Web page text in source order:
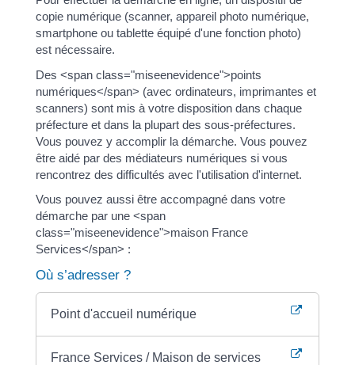
copie numérique (scanner, appareil photo numérique,
smartphone ou tablette équipé d'une fonction photo)
est nécessaire.
Des <span class="miseenevidence">points
numériques</span> (avec ordinateurs, imprimantes et
scanners) sont mis à votre disposition dans chaque
préfecture et dans la plupart des sous-préfectures.
Vous pouvez y accomplir la démarche. Vous pouvez
être aidé par des médiateurs numériques si vous
rencontrez des difficultés avec l'utilisation d'internet.
Vous pouvez aussi être accompagné dans votre
démarche par une <span
class="miseenevidence">maison France
Services</span> :
Où s’adresser ?
Point d'accueil numérique
France Services / Maison de services